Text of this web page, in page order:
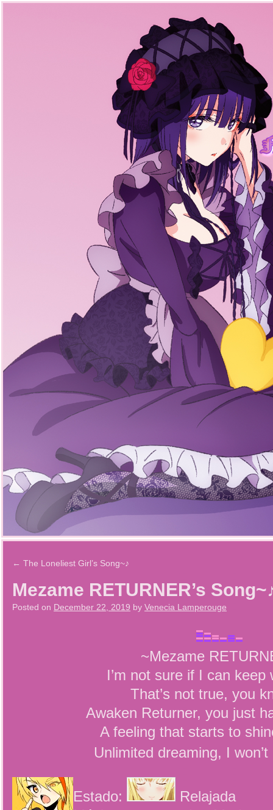
← The Loneliest Girl’s Song~♪
Mezame RETURNER’s
Posted on December 22, 2019 by Venecia Lamperouge
~Mezame
I’m not sure if I can
That’s not true, you
Awaken Returner, you just
A feeling that starts to
Unlimited dreaming, I
Estado:
Relajada